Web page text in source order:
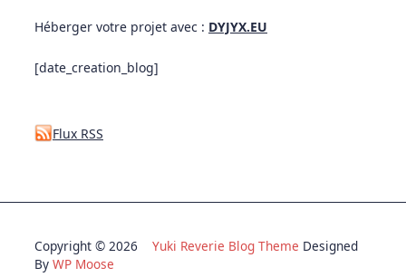
Héberger votre projet avec : DYJYX.EU
[date_creation_blog]
Flux RSS
Copyright © 2026 Yuki Reverie Blog Theme Designed
By WP Moose